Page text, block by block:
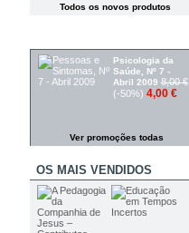
Todos os novos produtos
Psicologia da
Saúde, Nº 7 -
Abril 2009 8,00 €
(-50%) 4,00 €
Ver promoções todas
OS MAIS VENDIDOS